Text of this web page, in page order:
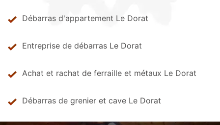
Débarras d'appartement Le Dorat
Entreprise de débarras Le Dorat
Achat et rachat de ferraille et métaux Le Dorat
Débarras de grenier et cave Le Dorat